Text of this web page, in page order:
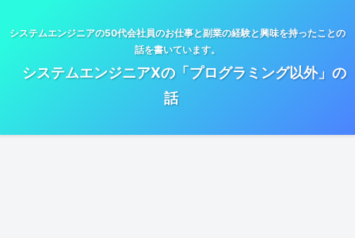
システムエンジニアの50代会社員のお仕事と副業の経験と興味を持ったことの
話を書いています。
システムエンジニアXの「プログラミング以外」の
話